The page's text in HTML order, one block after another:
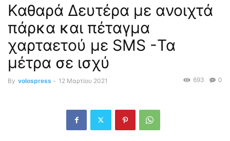
Καθαρά Δευτέρα με ανοιχτά
πάρκα και πέταγμα
χαρταετού με SMS -Τα
μέτρα σε ισχύ
By volospress - 12 Μαρτίου 2021 0
693